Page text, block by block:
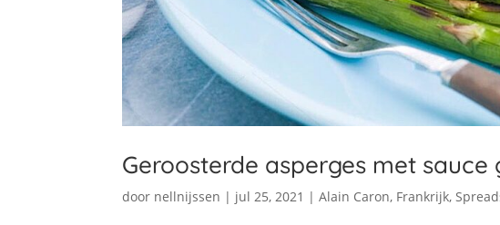
Geroosterde asperges met sauce
door nellnijssen | jul 25, 2021 |Alain Caron, Frankrijk,